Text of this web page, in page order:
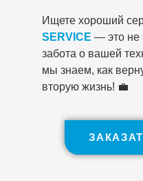
Ищете хороший
SERVICE — это не
забота о вашей
мы знаем, как
вторую жизнь! 💼